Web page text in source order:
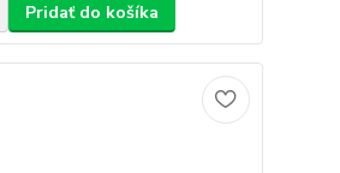
Pridať do košíka